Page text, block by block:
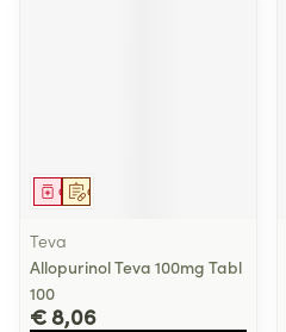
Op voorschrift
Geneesmiddel
Teva
Allopurinol Teva 100mg Tabl
100
€ 8,06